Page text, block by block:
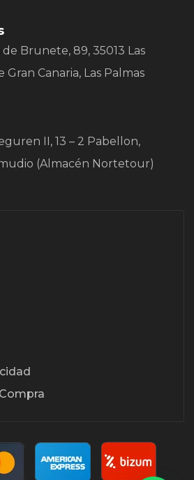
Brunete, 89, 35013 Las
Gran Canaria, Las Palmas
II, 13 – 2 Pabellon,
(Almacén Nortetour)